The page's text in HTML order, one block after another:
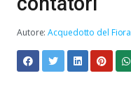
Autore:Acquedotto del Fiora